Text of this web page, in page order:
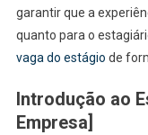
garantir que a
quanto para o
vaga do estágio de
Introdução ao
Empresa]